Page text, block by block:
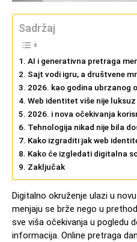
Sadržaj
AI i generativna pretraga
Sajt vodi igru, a društvene
2026. kao godina ubrzanog
Web identitet više nije luksuz
2026. i nova očekivanja
Tehnologija nikad nije bila
Kako izgraditi jak web
Kako će izgledati digitalna
Zaključak
Digitalno okruženje ulazi u
menjaju se brže nego u
sve viša očekivanja u pogledu
informacija. Online pretraga